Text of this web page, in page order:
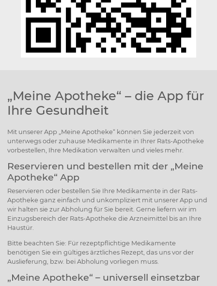
„Meine Apotheke“ – die App für
Ihre Gesundheit
Mit unserer App „Meine Apotheke“ können Sie jederzeit von
unterwegs oder zuhause Medikamente in Ihrer Rats-Apotheke
vorbestellen, Ihre Medikation verwalten und vieles mehr.
Reservieren und bestellen mit der „Meine
Apotheke“ ­­App
Reservieren oder bestellen Sie Ihre Medikamente in der Rats-
Apotheke ganz einfach und unkompliziert mit unserer App und
wir halten sie zur Abholung für Sie bereit. Gerne liefern wir im
Einzugsbereich der Rats-Apotheke die Arzneimittel bis an Ihre
Haustür.
Bitte beachten Sie: Für rezeptpflichtige Medikamente
benötigen Sie ein gültiges ärztliches Rezept, das uns vor der
Auslieferung, bzw. bei Abholung vorliegen muss.
„Meine Apotheke“ – universell einsetzbar